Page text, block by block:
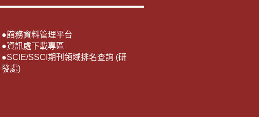
●館務資料管理平台
●資訊處下載專區
●SCIE/SSCI期刊領域排名查詢 (研
發處)